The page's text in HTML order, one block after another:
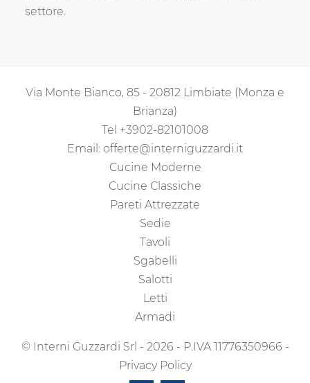
settore.
Via Monte Bianco, 85 - 20812 Limbiate (Monza e
Brianza)
Tel +3902-82101008
Email: offerte@interniguzzardi.it
Cucine Moderne
Cucine Classiche
Pareti Attrezzate
Sedie
Tavoli
Sgabelli
Salotti
Letti
Armadi
© Interni Guzzardi Srl - 2026 - P.IVA 11776350966 -
Privacy Policy